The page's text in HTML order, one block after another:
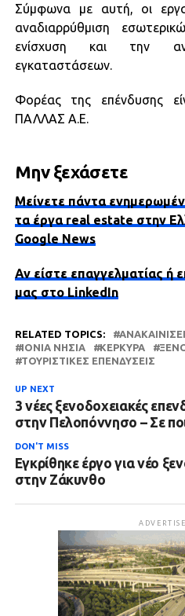
Σύμφωνα με αυτή, οι
αναδιαρρύθμιση
ενίσχυση και την
εγκαταστάσεων.
Φορέας της επένδυσης
ΠΑΛΛΑΣ Α.Ε.
Μην ξεχάσετε
Μείνετε πάντα
τα έργα real estate στην
Google News
Αν είστε επαγγελματίας ή
μας στο LinkedIn
RELATED TOPICS:
ΙΟΝΙΑ ΝΗΣΙΑ
ΚΈΡΚΥΡΑ
ΤΟΥΡΙΣΤΙΚΈΣ ΕΠΕΝΔΎΣΕΙΣ
UP NEXT
3 νέες ξενοδοχειακές
στην Πελοπόννησο – Σε
DON'T MISS
Εγκρίθηκε έργο για νέο
στην Ζάκυνθο